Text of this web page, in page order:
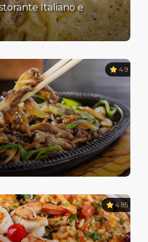
Italiano e
4.9
4.85